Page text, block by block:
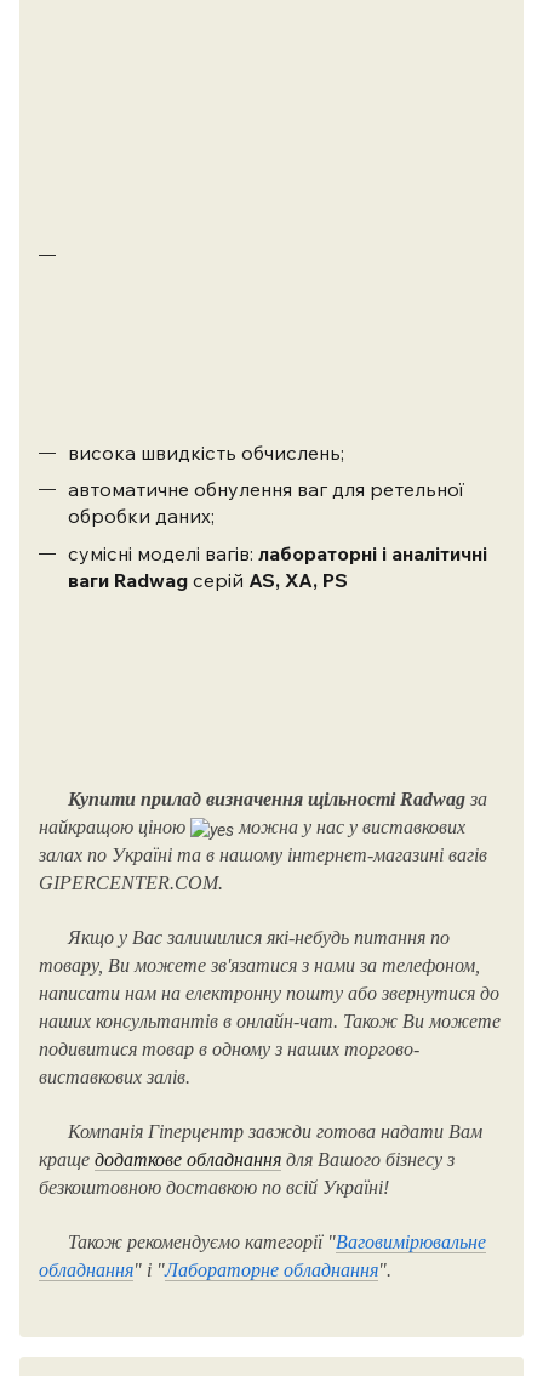
висока швидкість обчислень;
автоматичне обнулення ваг для ретельної
обробки даних;
сумісні моделі вагів: лабораторні і аналітичні
ваги Radwag серій AS, XA, PS
Купити прилад визначення щільності Radwag за
найкращою ціною
можна у нас у виставкових
залах по Україні та в нашому інтернет-магазині вагів
GIPERCENTER.COM.
Якщо у Вас залишилися які-небудь питання по
товару, Ви можете зв'язатися з нами за телефоном,
написати нам на електронну пошту або звернутися до
наших консультантів в онлайн-чат. Також Ви можете
подивитися товар в одному з наших торгово-
виставкових залів.
Компанія Гіперцентр завжди готова надати Вам
краще додаткове обладнання для Вашого бізнесу з
безкоштовною доставкою по всій Україні!
Також рекомендуємо категорії "Ваговимірювальне
обладнання" і "Лабораторне обладнання".